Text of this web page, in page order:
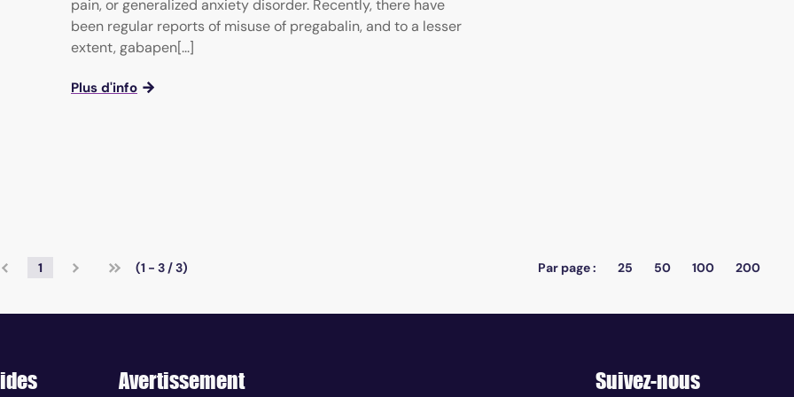
pain, or generalized anxiety disorder. Recently, there have
been regular reports of misuse of pregabalin, and to a lesser
extent, gabapen[...]
Plus d'info
1 (1 - 3 / 3) Par page : 25 50 100 200
Avertissement Suivez-nous